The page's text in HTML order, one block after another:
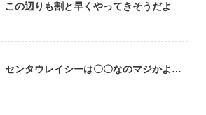
この辺りも割と早くやってきそうだよ
センタウレイシーは〇〇なのマジかよ…